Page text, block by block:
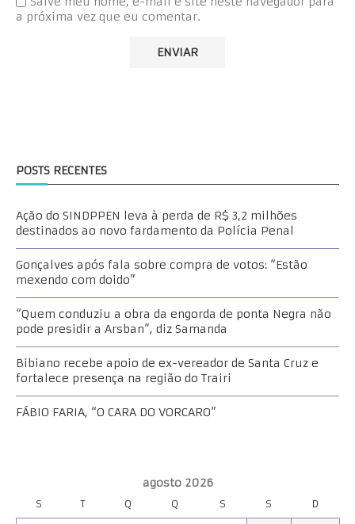
a próxima vez que eu comentar.
POSTS RECENTES
Ação do SINDPPEN leva à perda de R$ 3,2 milhões
destinados ao novo fardamento da Polícia Penal
Gonçalves após fala sobre compra de votos: “Estão
mexendo com doido”
“Quem conduziu a obra da engorda de ponta Negra não
pode presidir a Arsban”, diz Samanda
Bibiano recebe apoio de ex-vereador de Santa Cruz e
fortalece presença na região do Trairi
FÁBIO FARIA, “O CARA DO VORCARO”
agosto 2026
S T Q Q S S D